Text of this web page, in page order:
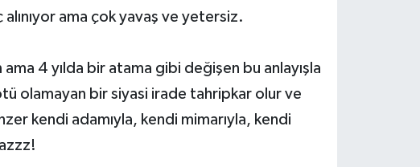
ama çok yavaş ve yetersiz.
4 yılda bir atama gibi değişen bu anlayışla
olamayan bir siyasi irade tahripkar olur ve
kendi adamıyla, kendi mimarıyla, kendi